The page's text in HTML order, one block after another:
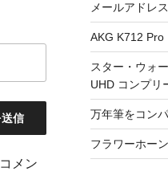
コメン
メールアドレ
AKG K712 Pro
スター・ウォ
UHD コンプリ
万年筆をコン
フラワーホー